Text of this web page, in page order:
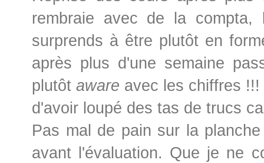
rembraie avec de la
surprends à être plutôt en
après plus d'une semaine
plutôt aware avec les chiffres
d'avoir loupé des tas de trucs
Pas mal de pain sur la
avant l'évaluation. Que je ne